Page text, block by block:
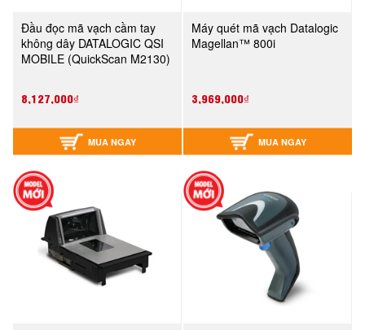
Đầu đọc mã vạch cầm tay
không dây DATALOGIC QSI
MOBILE (QuickScan M2130)
8,127,000₫
MUA NGAY
Máy quét mã vạch Datalogic
Magellan™ 800i
3,969,000₫
MUA NGAY